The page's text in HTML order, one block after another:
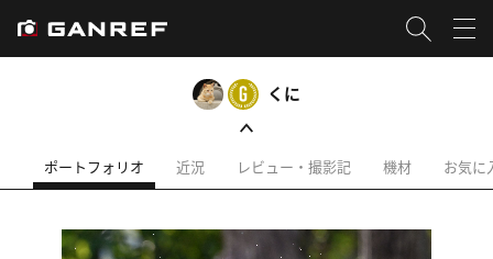
くに
ポートフォリオ 近況 レビュー・撮影記 機材 お気に